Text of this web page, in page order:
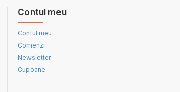
Contul meu
Contul meu
Comenzi
Newsletter
Cupoane